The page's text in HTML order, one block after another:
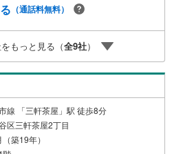
ーーーーー紹介金融機関/都市銀行利
用金利は融資実行時のものとなりま
記の返済額と異なる場合がありま
ーーーーーーーーーーーーーーーー
（通話料無料）
もっと見る（全9社）
線 「三軒茶屋」駅 徒歩8分
区三軒茶屋2丁目
築19年）